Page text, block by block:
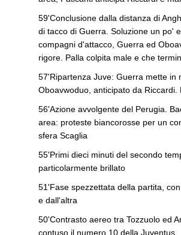
59'Conclusione dalla distanza di
di tacco di Guerra. Soluzione un po'
compagni d'attacco, Guerra ed
rigore. Palla colpita male e che
57'Ripartenza Juve: Guerra mette in
Oboavwoduo, anticipato da
56'Azione avvolgente del Perugia.
area: proteste biancorosse per un
sfera Scaglia
55'Primi dieci minuti del secondo
particolarmente brillato
51'Fase spezzettata della partita,
e dall'altra
50'Contrasto aereo tra Tozzuolo ed
contuso il numero 10 della Juventus